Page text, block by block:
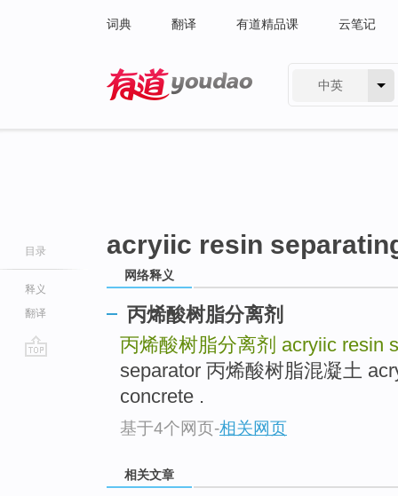
词典 翻译 有道精品课 云笔记
中英
目录
释义
翻译
acryiic resin
网络释义
丙烯酸树脂分离剂
丙烯酸树脂分离剂 acryiic resin
separator 丙烯酸树脂混凝土
concrete .
基于4个网页-相关网页
相关文章